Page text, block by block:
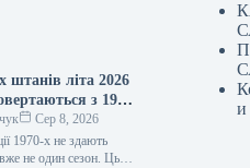
штанів літа 2026
з 1970-
Сер 8, 2026
1970-х не здають
не один сезон. Цього
и